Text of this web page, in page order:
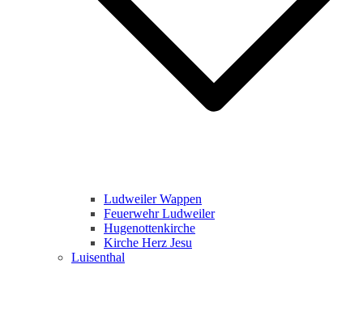
Ludweiler Wappen
Feuerwehr Ludweiler
Hugenottenkirche
Kirche Herz Jesu
Luisenthal